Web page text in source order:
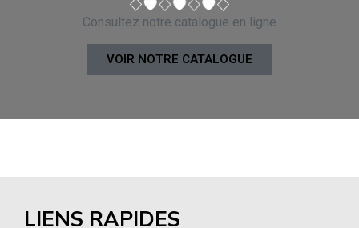
Consultez notre catalogue en ligne
VOIR NOTRE CATALOGUE
LIENS RAPIDES